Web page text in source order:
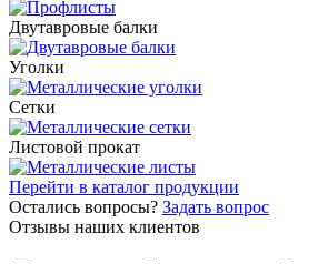
Двутавровые балки
Уголки
Сетки
Листовой прокат
Перейти в каталог продукции
Остались вопросы? Задать вопрос
Отзывы наших клиентов